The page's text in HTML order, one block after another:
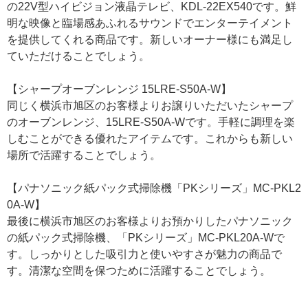
の22V型ハイビジョン液晶テレビ、KDL-22EX540です。鮮
明な映像と臨場感あふれるサウンドでエンターテイメント
を提供してくれる商品です。新しいオーナー様にも満足し
ていただけることでしょう。
【シャープオーブンレンジ 15LRE-S50A-W】
同じく横浜市旭区のお客様よりお譲りいただいたシャープ
のオーブンレンジ、15LRE-S50A-Wです。手軽に調理を楽
しむことができる優れたアイテムです。これからも新しい
場所で活躍することでしょう。
【パナソニック紙パック式掃除機「PKシリーズ」MC-PKL2
0A-W】
最後に横浜市旭区のお客様よりお預かりしたパナソニック
の紙パック式掃除機、「PKシリーズ」MC-PKL20A-Wで
す。しっかりとした吸引力と使いやすさが魅力の商品で
す。清潔な空間を保つために活躍することでしょう。